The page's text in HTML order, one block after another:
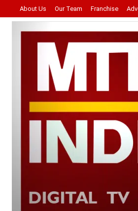
About Us Our Team Franchise